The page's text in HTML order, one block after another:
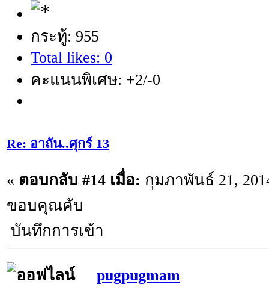
กระทู้: 955
Total likes: 0
คะแนนพิเศษ: +2/-0
Re: อาถัน..ศุกร์ 13
« ตอบกลับ #14 เมื่อ: กุมภาพันธ์ 21,
ขอบคุณคับ
บันทึกการเข้า
pugpugmam